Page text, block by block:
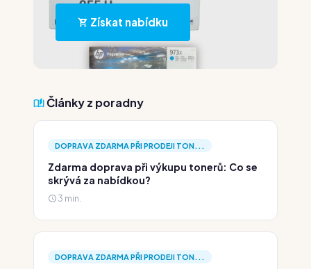
Získat nabídku
Články z poradny
DOPRAVA ZDARMA PŘI PRODEJI TON...
Zdarma doprava při výkupu tonerů: Co se
skrývá za nabídkou?
3 min.
DOPRAVA ZDARMA PŘI PRODEJI TON...